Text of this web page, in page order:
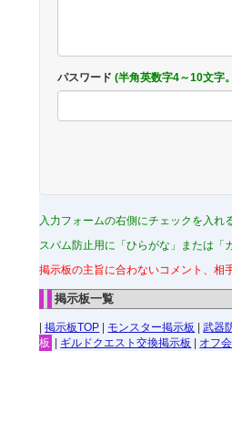
パスワード(半角英数字4～10文字
入力フォームの右側にチェックを入れ
スパム防止用に「ひらがな」または「
掲示板の主旨に合わないコメント、相
掲示板一覧
|掲示板TOP モンスター掲示板 |武器
板
ギルドクエスト交換掲示板 オフ